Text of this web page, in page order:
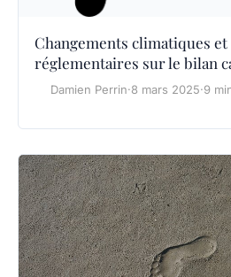
Changements climatiques et
réglementaires sur le bilan
Damien Perrin·8 mars 2025·9